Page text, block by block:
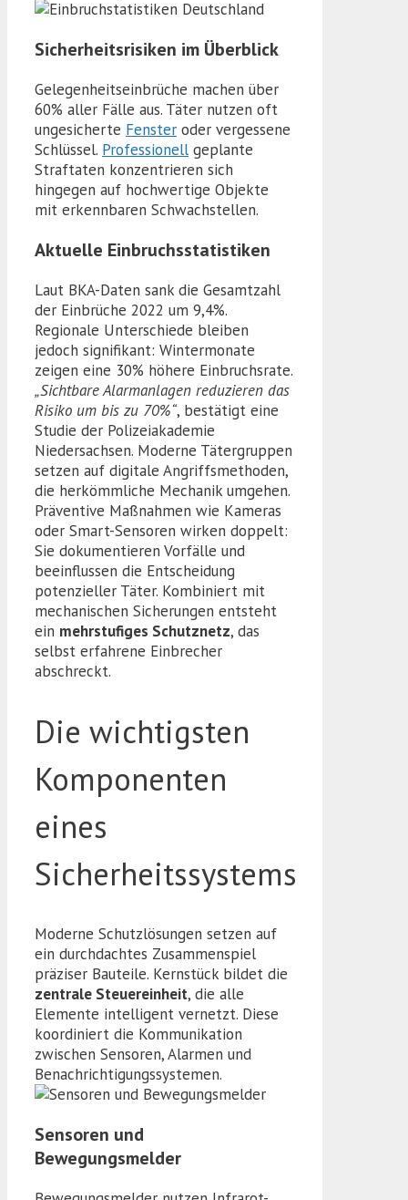
Sicherheitsrisiken im Überblick
Gelegenheitseinbrüche machen über
60% aller Fälle aus. Täter nutzen oft
ungesicherte Fenster oder vergessene
Schlüssel. Professionell geplante
Straftaten konzentrieren sich
hingegen auf hochwertige Objekte
mit erkennbaren Schwachstellen.
Aktuelle Einbruchsstatistiken
Laut BKA-Daten sank die Gesamtzahl
der Einbrüche 2022 um 9,4%.
Regionale Unterschiede bleiben
jedoch signifikant: Wintermonate
zeigen eine 30% höhere Einbruchsrate.
„Sichtbare Alarmanlagen reduzieren das
Risiko um bis zu 70%“, bestätigt eine
Studie der Polizeiakademie
Niedersachsen. Moderne Tätergruppen
setzen auf digitale Angriffsmethoden,
die herkömmliche Mechanik umgehen.
Präventive Maßnahmen wie Kameras
oder Smart-Sensoren wirken doppelt:
Sie dokumentieren Vorfälle und
beeinflussen die Entscheidung
potenzieller Täter. Kombiniert mit
mechanischen Sicherungen entsteht
ein mehrstufiges Schutznetz, das
selbst erfahrene Einbrecher
abschreckt.
Die wichtigsten
Komponenten
eines
Sicherheitssystems
Moderne Schutzlösungen setzen auf
ein durchdachtes Zusammenspiel
präziser Bauteile. Kernstück bildet die
zentrale Steuereinheit, die alle
Elemente intelligent vernetzt. Diese
koordiniert die Kommunikation
zwischen Sensoren, Alarmen und
Benachrichtigungssystemen.
Sensoren und
Bewegungsmelder